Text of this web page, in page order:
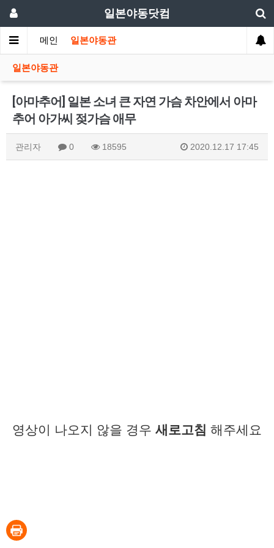
일본야동닷컴
메인 일본야동관
일본야동관
[아마추어] 일본 소녀 큰 자연 가슴 차안에서 아마
추어 아가씨 젖가슴 애무
관리자 0 18595 2020.12.17 17:45
영상이 나오지 않을 경우 새로고침 해주세요